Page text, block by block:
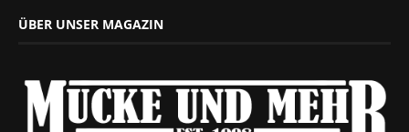
ÜBER UNSER MAGAZIN